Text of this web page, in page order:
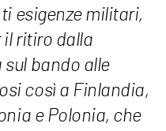
esigenze militari,
il ritiro dalla
sul bando alle
così a Finlandia,
e Polonia, che